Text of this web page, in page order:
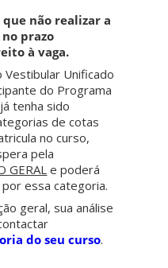
não realizar a
prazo
à vaga.
Vestibular Unificado
do Programa
tenha sido
de cotas
no curso,
pela
GERAL e poderá
essa categoria.
geral, sua análise
do seu curso.